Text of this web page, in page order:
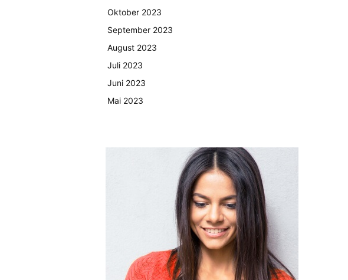
Oktober 2023
September 2023
August 2023
Juli 2023
Juni 2023
Mai 2023